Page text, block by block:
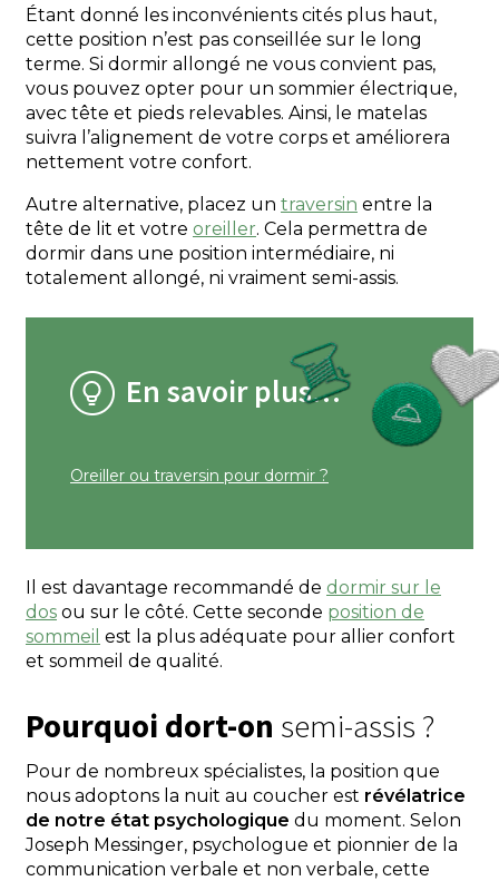
Étant donné les inconvénients cités plus haut,
cette position n’est pas conseillée sur le long
terme. Si dormir allongé ne vous convient pas,
vous pouvez opter pour un sommier électrique,
avec tête et pieds relevables. Ainsi, le matelas
suivra l’alignement de votre corps et améliorera
nettement votre confort.
Autre alternative, placez un traversin entre la
tête de lit et votre oreiller. Cela permettra de
dormir dans une position intermédiaire, ni
totalement allongé, ni vraiment semi-assis.
En savoir plus…
Oreiller ou traversin pour dormir ?
Il est davantage recommandé de dormir sur le
dos ou sur le côté. Cette seconde position de
sommeil est la plus adéquate pour allier confort
et sommeil de qualité.
Pourquoi dort-on semi-assis ?
Pour de nombreux spécialistes, la position que
nous adoptons la nuit au coucher est révélatrice
de notre état psychologique du moment. Selon
Joseph Messinger, psychologue et pionnier de la
communication verbale et non verbale, cette